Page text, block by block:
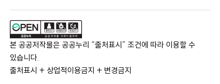
본 공공저작물은 공공누리 “출처표시” 조건에 따라 이용할 수
있습니다.
출처표시 + 상업적이용금지 + 변경금지